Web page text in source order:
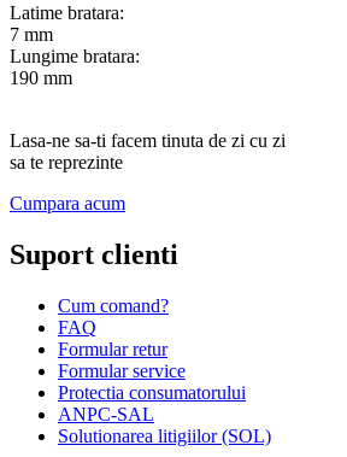
Latime bratara:
7 mm
Lungime bratara:
190 mm
Lasa-ne sa-ti facem tinuta de zi cu zi
sa te reprezinte
Cumpara acum
Suport clienti
Cum comand?
FAQ
Formular retur
Formular service
Protectia consumatorului
ANPC-SAL
Solutionarea litigiilor (SOL)